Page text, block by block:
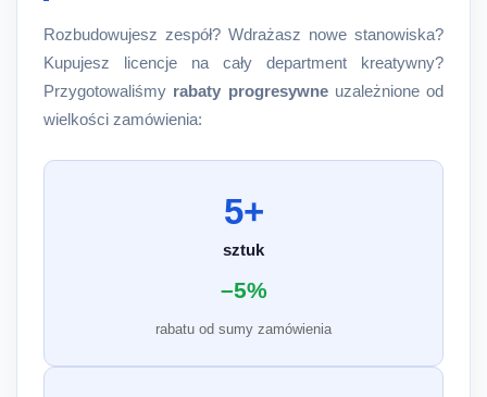
Rozbudowujesz zespół? Wdrażasz nowe stanowiska?
Kupujesz licencje na cały department kreatywny?
Przygotowaliśmy rabaty progresywneuzależnione od
wielkości zamówienia:
5+
sztuk
–5%
rabatu od sumy zamówienia